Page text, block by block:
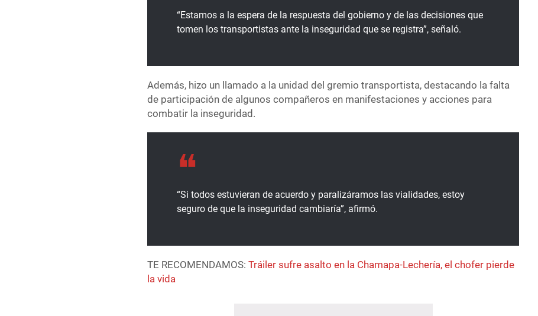
“Estamos a la espera de la respuesta del gobierno y de las decisiones que
tomen los transportistas ante la inseguridad que se registra”, señaló.
Además, hizo un llamado a la unidad del gremio transportista, destacando la falta
de participación de algunos compañeros en manifestaciones y acciones para
combatir la inseguridad.
“Si todos estuvieran de acuerdo y paralizáramos las vialidades, estoy
seguro de que la inseguridad cambiaría”, afirmó.
TE RECOMENDAMOS:Tráiler sufre asalto en la Chamapa-Lechería, el chofer pierde
la vida